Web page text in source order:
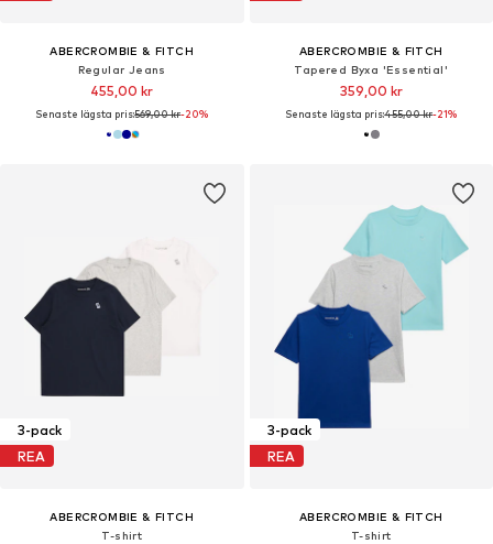
ABERCROMBIE & FITCH
Regular Jeans
455,00 kr
Senaste lägsta pris:569,00 kr-20%
ABERCROMBIE & FITCH
Tapered Byxa 'Essential'
359,00 kr
Senaste lägsta pris:455,00 kr-21%
3-pack
REA
ABERCROMBIE & FITCH
T-shirt
3-pack
REA
ABERCROMBIE & FITCH
T-shirt